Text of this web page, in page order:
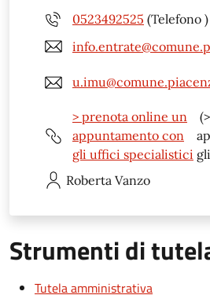
0523492525 (Telefono )
> prenota online un
appuntamento con
gli uffici specialistici
Roberta Vanzo
Strumenti di
Tutela amministrativa